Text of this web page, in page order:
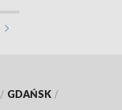
/ GDAŃSK /